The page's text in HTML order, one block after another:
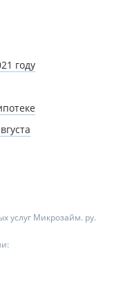
году
услуг Микрозайм. ру.